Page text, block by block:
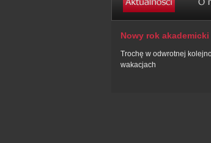
Nowy rok akademicki
Trochę w odwrotnej
wakacjach